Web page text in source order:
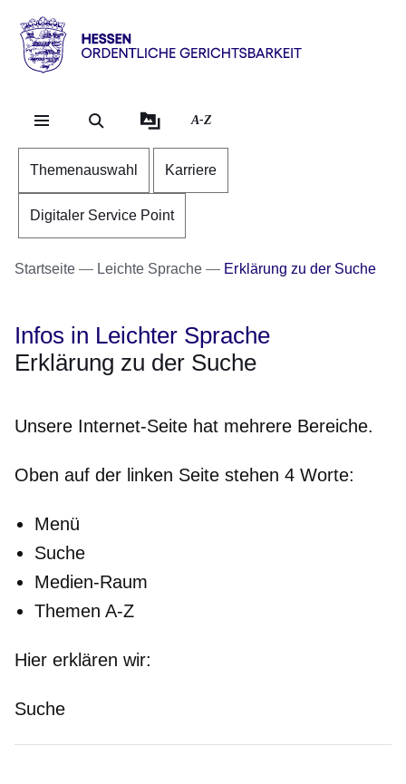
Direkt zum Kopf der
Direkt zum Inhalt
Direkt zum Fuß der
Hessen
Ordentliche
Gerichtsbarkeit
A-Z
Themenauswahl Karriere
Digitaler Service Point
Startseite Leichte Sprache Erklärung zu der Suche
Infos in Leichter Sprache
Erklärung zu der Suche
Unsere Internet-Seite hat mehrere Bereiche.
Oben auf der linken Seite stehen 4 Worte:
Menü
Suche
Medien-Raum
Themen A-Z
Hier erklären wir:
Suche